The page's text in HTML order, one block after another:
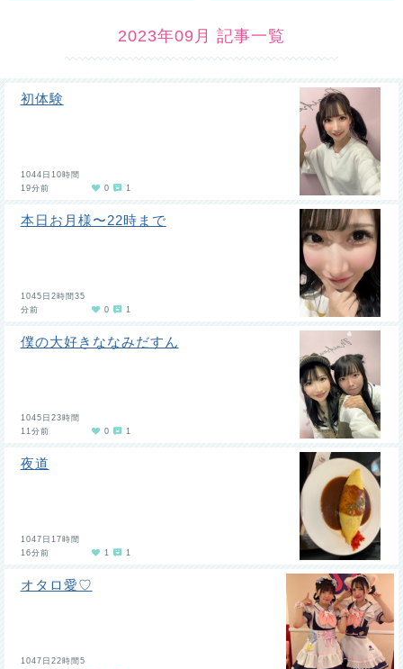
2023年09月 記事一覧
初体験
1044日10時間
19分前
0 1
本日お月様〜22時まで
1045日2時間35
分前
0 1
僕の大好きななみだすん
1045日23時間
11分前
0 1
夜道
1047日17時間
16分前
1 1
オタロ愛♡
1047日22時間5